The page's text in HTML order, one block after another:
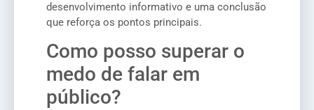
desenvolvimento informativo e uma conclusão
que reforça os pontos principais.
Como posso superar o
medo de falar em
público?